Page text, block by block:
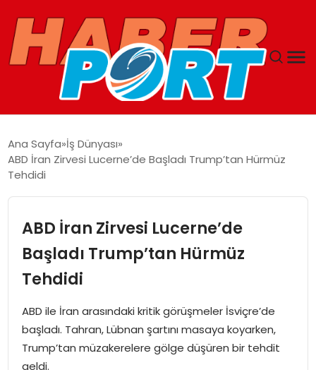
GUNCEL
SPOR
MAGAZIN
SPOR
Ana Sayfa İş Dünyası
ABD İran Zirvesi Lucerne’de Başladı Trump’tan Hürmüz
Tehdidi
ABD İran Zirvesi Lucerne’de
Başladı Trump’tan Hürmüz
Tehdidi
ABD ile İran arasındaki kritik görüşmeler İsviçre’de
başladı. Tahran, Lübnan şartını masaya koyarken,
Trump’tan müzakerelere gölge düşüren bir tehdit
geldi.